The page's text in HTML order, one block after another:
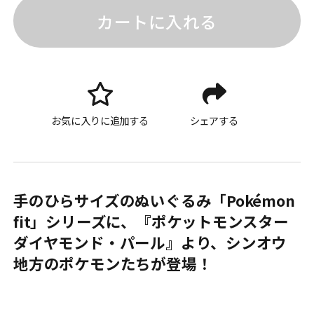
カートに入れる
お気に入りに追加する シェアする
手のひらサイズのぬいぐるみ「Pokémon
fit」シリーズに、『ポケットモンスター
ダイヤモンド・パール』より、シンオウ
地方のポケモンたちが登場！